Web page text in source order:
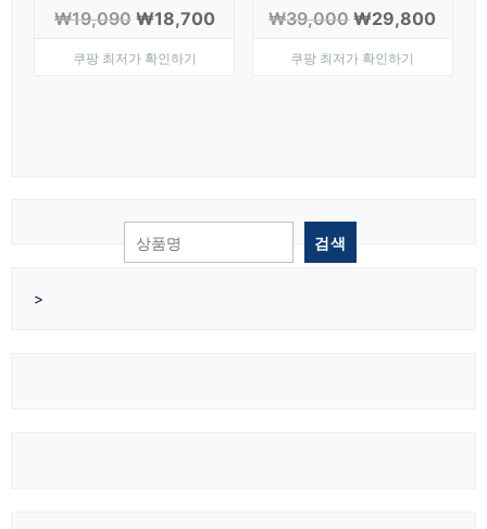
₩19,090 원
가
₩18,700현
쿠팡 최저가 확인하기
₩39,000 원
가
₩29,800
쿠팡 최저가 확인하기
검색
>